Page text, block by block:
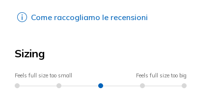
Come raccogliamo le recensioni
Sizing
Feels full size too small Feels full size too big